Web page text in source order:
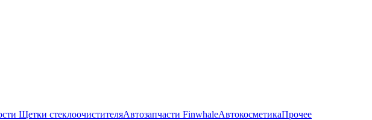
Щетки стеклоочистителяАвтозапчасти FinwhaleАвтокосметикаПрочее